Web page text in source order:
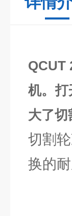
QCUT
机。
大了切
切割
换的